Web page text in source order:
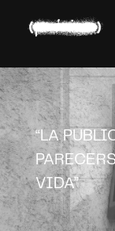
“LA
VIDA”